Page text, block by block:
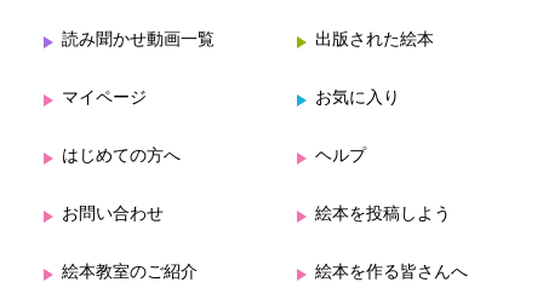
読み聞かせ動画一覧 出版された絵本
マイページ お気に入り
はじめての方へ ヘルプ
お問い合わせ 絵本を投稿しよう
絵本教室のご紹介 絵本を作る皆さんへ